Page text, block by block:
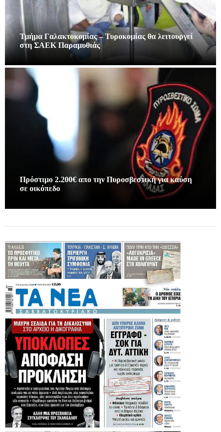
Τμήμα Γαλακτοκομίας – Τυροκομίας θα λειτουργεί
στη ΣΑΕΚ Παραμυθιάς
Πρόστιμο 2.200€ απο την Πυροσβεστική για καύση
σε οικόπεδο